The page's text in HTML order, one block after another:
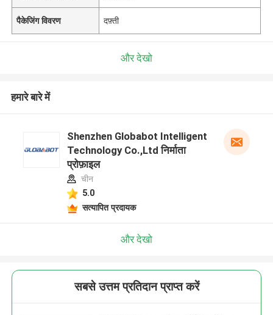
पैकेजिंग विवरण दफ़्ती
और देखो
हमारे बारे में
Shenzhen Globabot Intelligent
Technology Co.,Ltd निर्माता
प्रोफ़ाइल
चीन
5.0
सत्यापित प्रदायक
और देखो
सबसे उत्तम प्रतिदान प्राप्त करें